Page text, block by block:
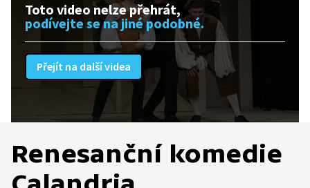
Toto video nelze přehrát,
podívejte se na jiné podobné.
Přejít na další videa
Renesanční komedie